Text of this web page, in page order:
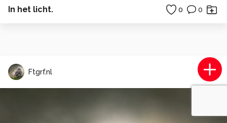
In het licht. 0 0
Ftgrf.nl